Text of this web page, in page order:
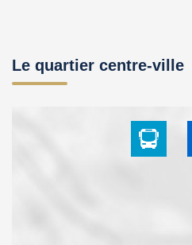
Le quartier centre-ville